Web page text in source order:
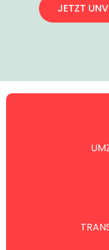
JETZT